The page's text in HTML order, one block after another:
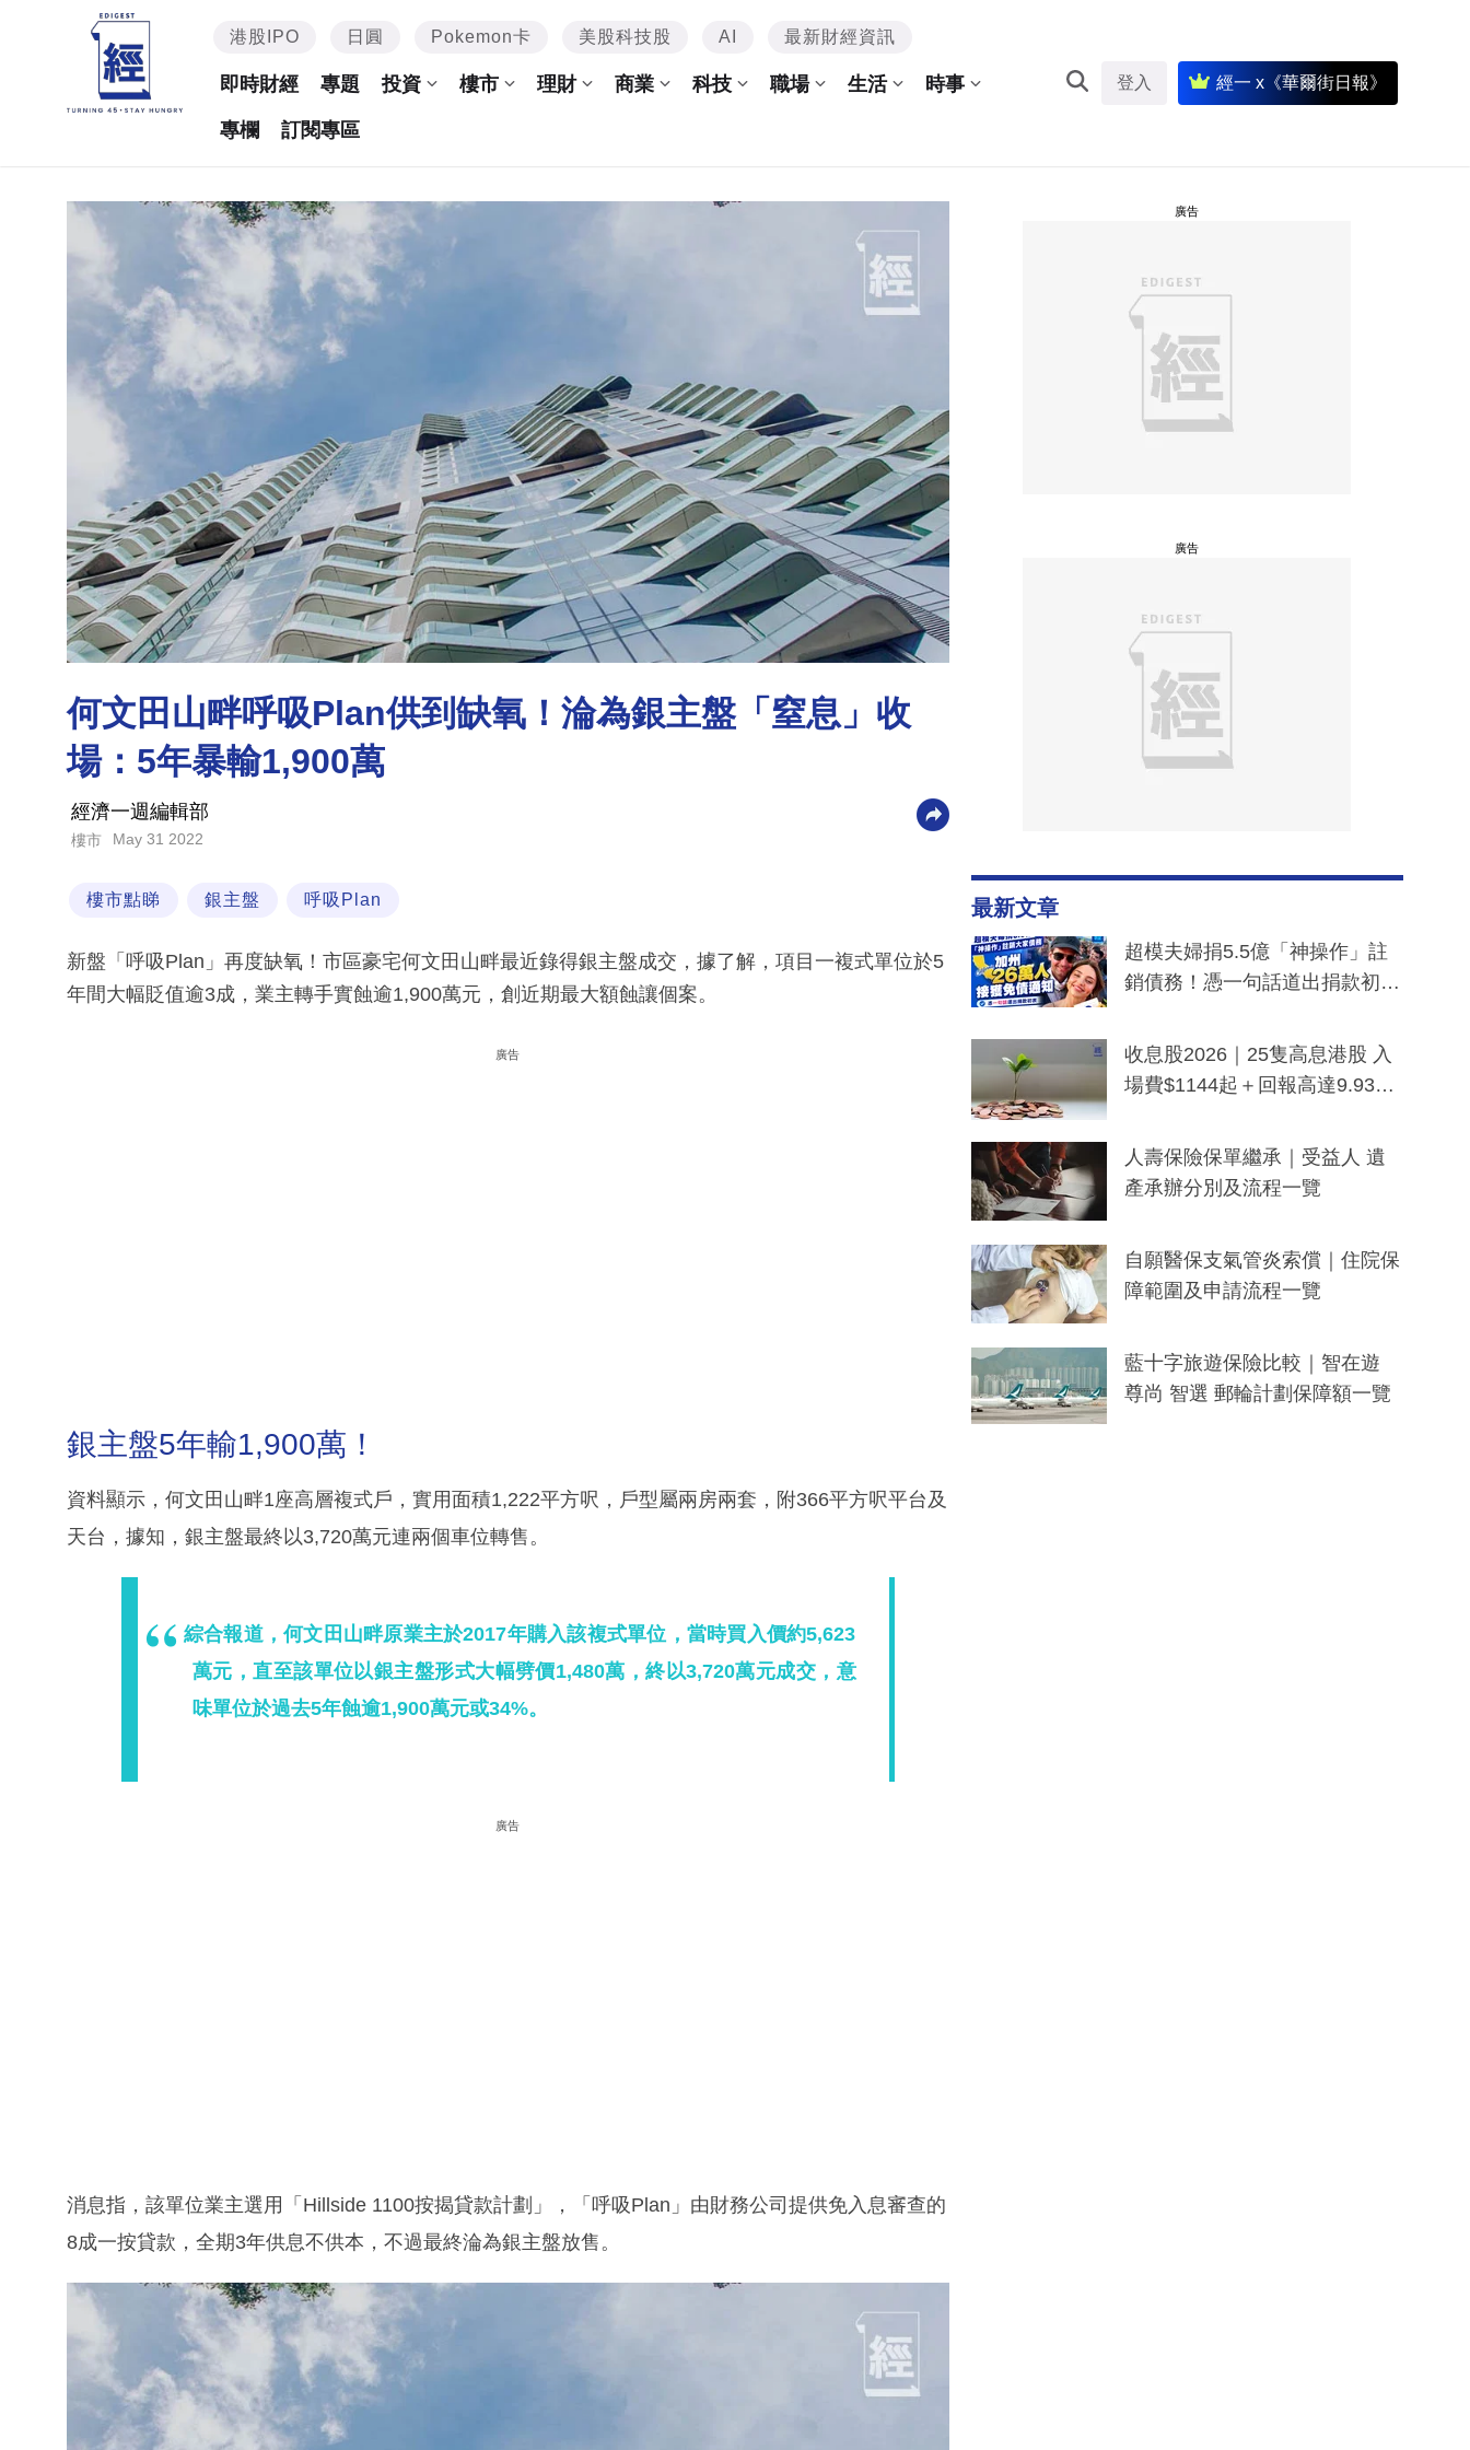
港股IPO 日圓 Pokemon卡 美股科技股 AI 最新財經資訊
即時財經 專題 投資 樓市 理財 商業 科技 職場 生活 時事
專欄 訂閱專區
登入 經一 x《華爾街日報》
何文田山畔呼吸Plan供到缺氧！淪為銀主盤「窒息」收
場：5年暴輸1,900萬
經濟一週編輯部
樓市 May 31 2022
樓市點睇 銀主盤 呼吸Plan
新盤「呼吸Plan」再度缺氧！市區豪宅何文田山畔最近錄得銀主盤成交，據了解，項目一複式單位於5
年間大幅貶值逾3成，業主轉手實蝕逾1,900萬元，創近期最大額蝕讓個案。
廣告
銀主盤5年輸1,900萬！
資料顯示，何文田山畔1座高層複式戶，實用面積1,222平方呎，戶型屬兩房兩套，附366平方呎平台及
天台，據知，銀主盤最終以3,720萬元連兩個車位轉售。
綜合報道，何文田山畔原業主於2017年購入該複式單位，當時買入價約5,623
萬元，直至該單位以銀主盤形式大幅劈價1,480萬，終以3,720萬元成交，意
味單位於過去5年蝕逾1,900萬元或34%。
廣告
消息指，該單位業主選用「Hillside 1100按揭貸款計劃」，「呼吸Plan」由財務公司提供免入息審查的
8成一按貸款，全期3年供息不供本，不過最終淪為銀主盤放售。
廣告
廣告
最新文章
超模夫婦捐5.5億「神操作」註
銷債務！憑一句話道出捐款初
一度被誤當詐騙手段
收息股2026｜25隻高息港股 入
場費$1144起＋回報高達9.93
人壽保險保單繼承｜受益人 遺
產承辦分別及流程一覽
自願醫保支氣管炎索償｜住院保
障範圍及申請流程一覽
藍十字旅遊保險比較｜智在遊
尊尚 智選 郵輪計劃保障額一覽